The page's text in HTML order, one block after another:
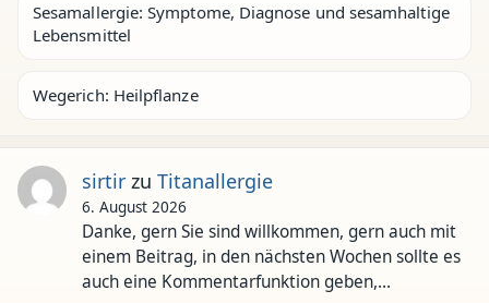
Sesamallergie: Symptome, Diagnose und sesamhaltige
Lebensmittel
Wegerich: Heilpflanze
sirtirzu Titanallergie
6. August 2026
Danke, gern Sie sind willkommen, gern auch mit
einem Beitrag, in den nächsten Wochen sollte es
auch eine Kommentarfunktion geben,…